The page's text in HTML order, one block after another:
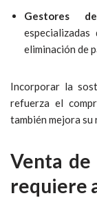
Gestores
eliminación de
Incorporar la
refuerza el
también mejora
Venta de
requiere